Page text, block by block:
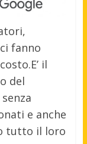
fanno
E’ il
del
e anche
tutto il loro